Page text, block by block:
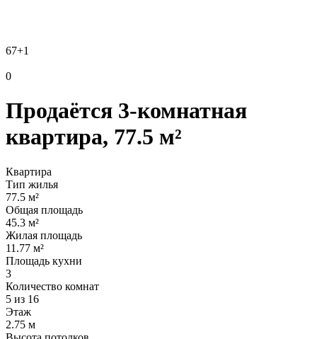
67+1
0
Продаётся 3-комнатная
квартира, 77.5 м²
Квартира
Тип жилья
77.5 м²
Общая площадь
45.3 м²
Жилая площадь
11.77 м²
Площадь кухни
3
Количество комнат
5 из 16
Этаж
2.75 м